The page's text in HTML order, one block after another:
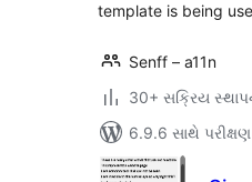
template is being
Senff – a11n
30+ સક્રિય
6.9.6 સાથે